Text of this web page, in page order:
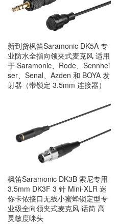
新到货枫笛Saramonic DK5A 专
业防水全指向领夹式麦克风 适用
于 Saramonic、Rode、Sennhei
ser、Senal、Azden 和 BOYA 发
射器（带锁定 3.5mm 连接器）
枫笛Saramonic DK3B 索尼专用
3.5mm DK3F 3 针 Mini-XLR 迷
你卡侬接口无线小蜜蜂锁定型专
业级全向领夹式麦克风 话筒 高
灵敏度咪头